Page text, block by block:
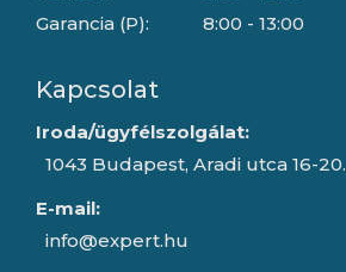
Garancia (P):
8:00 - 13:00
Kapcsolat
Iroda/ügyfélszolgálat:
1043 Budapest, Aradi utca 16-20.
E-mail:
info@expert.hu